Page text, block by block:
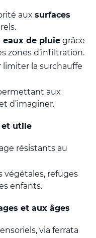
auxsurfaces
eaux de pluie grâce
zones d’infiltration.
limiter la surchauffe
aux
d’imaginer.
et utile
résistants au
végétales, refuges
enfants.
et aux âges
via ferrata